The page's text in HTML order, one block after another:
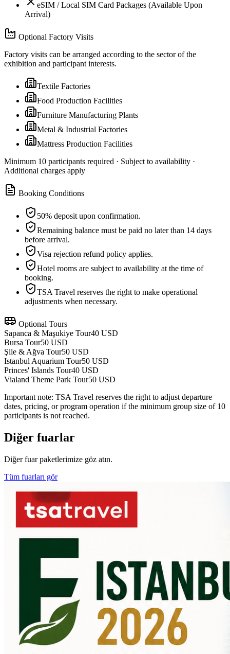
eSIM / Local SIM Card Packages (Available Upon
Arrival)
Optional Factory Visits
Factory visits can be arranged according to the sector of the
exhibition and participant interests.
Textile Factories
Food Production Facilities
Furniture Manufacturing Plants
Metal & Industrial Factories
Mattress Production Facilities
Minimum 10 participants required · Subject to availability ·
Additional charges apply
Booking Conditions
50% deposit upon confirmation.
Remaining balance must be paid no later than 14 days
before arrival.
Visa rejection refund policy applies.
Hotel rooms are subject to availability at the time of
booking.
TSA Travel reserves the right to make operational
adjustments when necessary.
Optional Tours
Sapanca & Maşukiye Tour40 USD
Bursa Tour50 USD
Şile & Ağva Tour50 USD
Istanbul Aquarium Tour50 USD
Princes' Islands Tour40 USD
Vialand Theme Park Tour50 USD
Important note: TSA Travel reserves the right to adjust departure
dates, pricing, or program operation if the minimum group size of 10
participants is not reached.
Diğer fuarlar
Diğer fuar paketlerimize göz atın.
Tüm fuarları gör